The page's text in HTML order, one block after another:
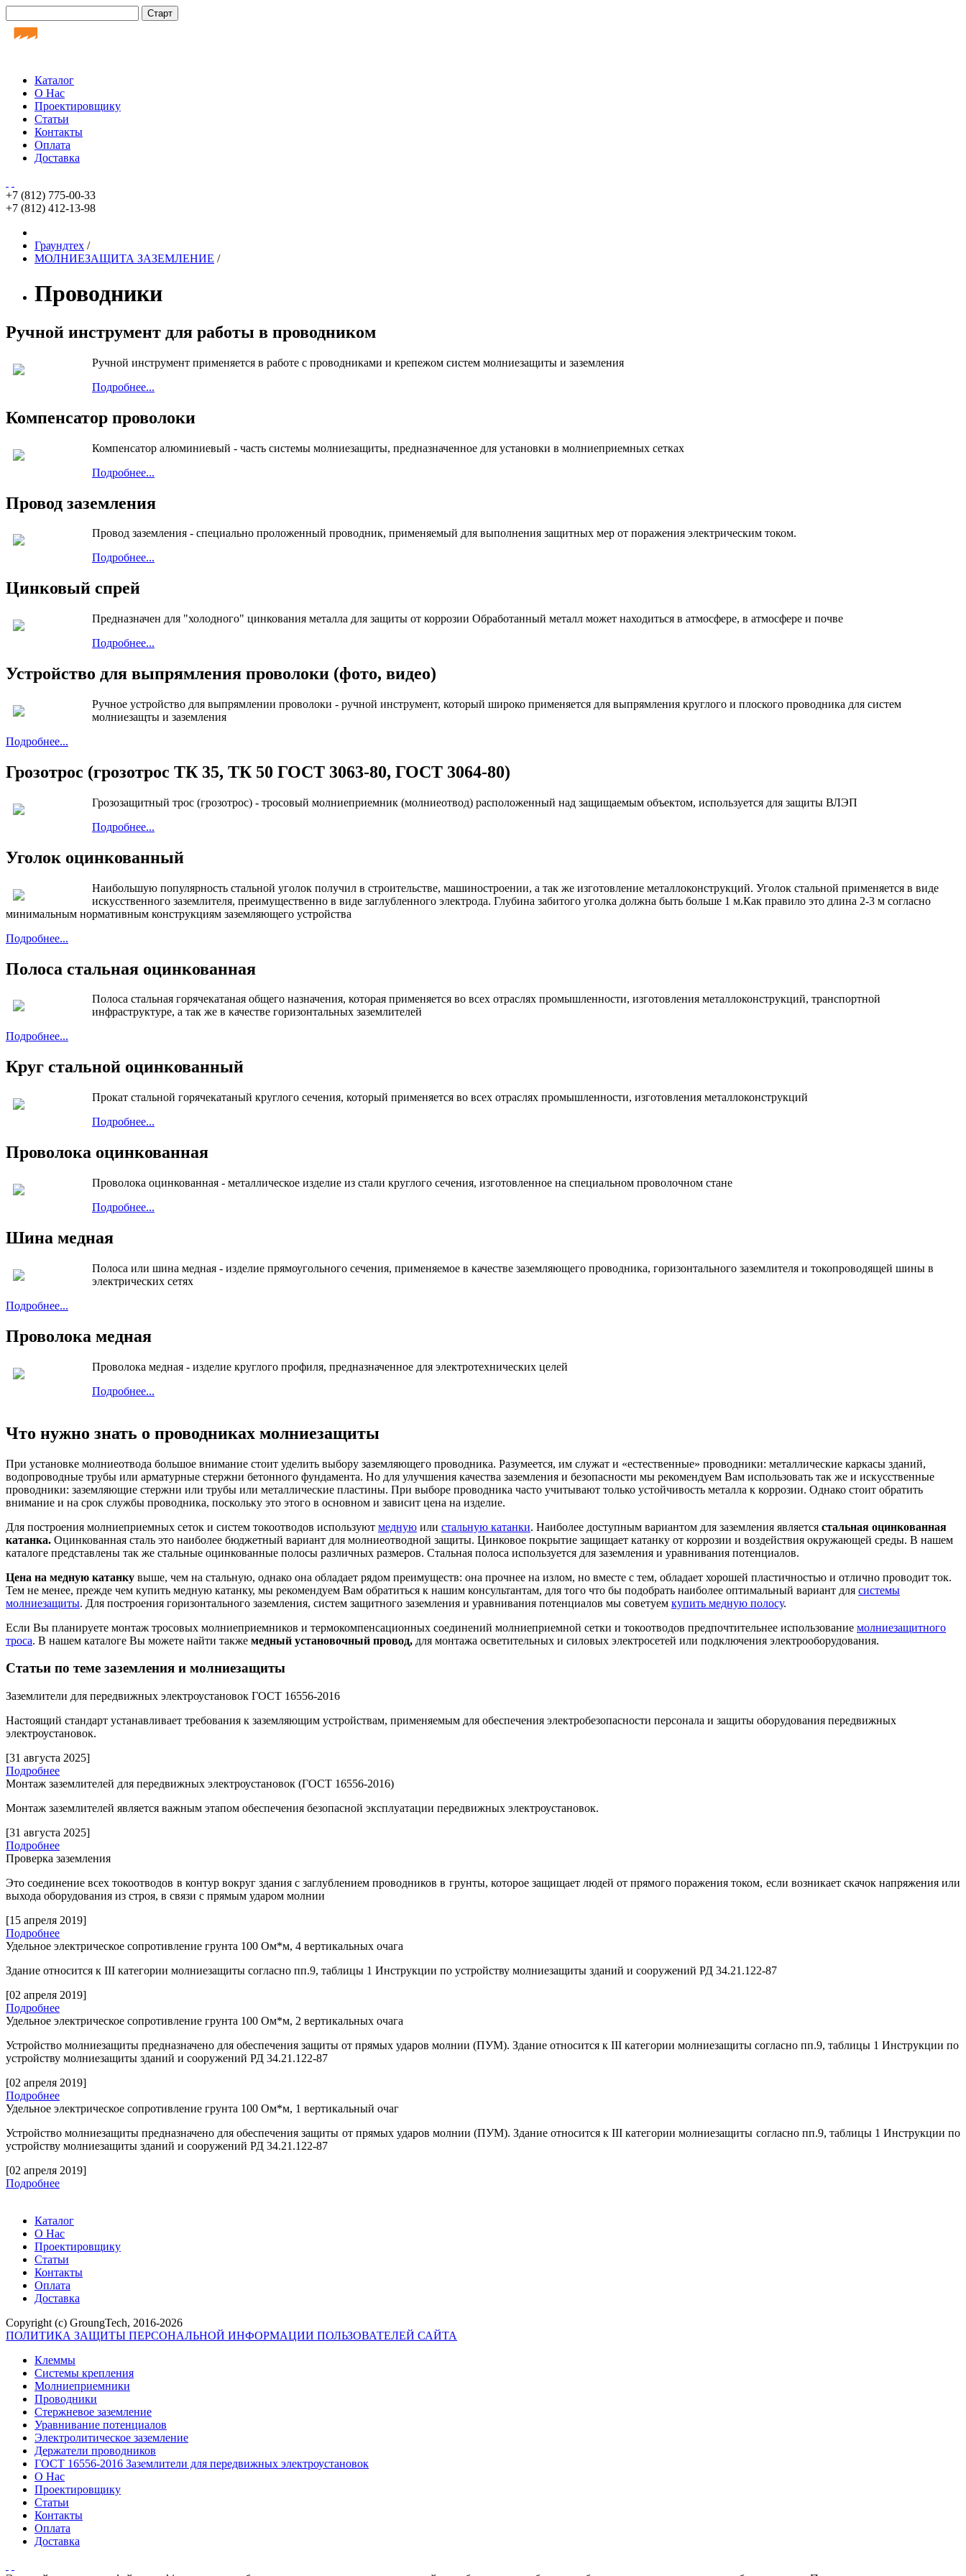
Каталог
О Нас
Проектировщику
Статьи
Контакты
Оплата
Доставка
+7 (812) 775-00-33
+7 (812) 412-13-98
Граундтех /
МОЛНИЕЗАЩИТА ЗАЗЕМЛЕНИЕ /
Проводники
Ручной инструмент для работы в проводником
Ручной инструмент применяется в работе с проводниками и крепежом систем молниезащиты и заземления
Подробнее...
Компенсатор проволоки
Компенсатор алюминиевый - часть системы молниезащиты, предназначенное для установки в молниеприемных сетках
Подробнее...
Провод заземления
Провод заземления - специально проложенный проводник, применяемый для выполнения защитных мер от поражения электрическим током.
Подробнее...
Цинковый спрей
Предназначен для "холодного" цинкования металла для защиты от коррозии Обработанный металл может находиться в атмосфере, в атмосфере и почве
Подробнее...
Устройство для выпрямления проволоки (фото, видео)
Ручное устройство для выпрямлении проволоки - ручной инструмент, который широко применяется для выпрямления круглого и плоского проводника для систем
молниезащты и заземления
Подробнее...
Грозотрос (грозотрос ТК 35, ТК 50 ГОСТ 3063-80, ГОСТ 3064-80)
Грозозащитный трос (грозотрос) - тросовый молниеприемник (молниеотвод) расположенный над защищаемым объектом, используется для защиты ВЛЭП
Подробнее...
Уголок оцинкованный
Наибольшую популярность стальной уголок получил в строительстве, машиностроении, а так же изготовление металлоконструкций. Уголок стальной применяется в виде
искусственного заземлителя, преимущественно в виде заглубленного электрода. Глубина забитого уголка должна быть больше 1 м.Как правило это длина 2-3 м согласно
минимальным нормативным конструкциям заземляющего устройства
Подробнее...
Полоса стальная оцинкованная
Полоса стальная горячекатаная общего назначения, которая применяется во всех отраслях промышленности, изготовления металлоконструкций, транспортной
инфраструктуре, а так же в качестве горизонтальных заземлителей
Подробнее...
Круг стальной оцинкованный
Прокат стальной горячекатаный круглого сечения, который применяется во всех отраслях промышленности, изготовления металлоконструкций
Подробнее...
Проволока оцинкованная
Проволока оцинкованная - металлическое изделие из стали круглого сечения, изготовленное на специальном проволочном стане
Подробнее...
Шина медная
Полоса или шина медная - изделие прямоугольного сечения, применяемое в качестве заземляющего проводника, горизонтального заземлителя и токопроводящей шины в
электрических сетях
Подробнее...
Проволока медная
Проволока медная - изделие круглого профиля, предназначенное для электротехнических целей
Подробнее...
Что нужно знать о проводниках молниезащиты
При установке молниеотвода большое внимание стоит уделить выбору заземляющего проводника. Разумеется, им служат и «естественные» проводники: металлические каркасы зданий,
водопроводные трубы или арматурные стержни бетонного фундамента. Но для улучшения качества заземления и безопасности мы рекомендуем Вам использовать так же и искусственные
проводники: заземляющие стержни или трубы или металлические пластины. При выборе проводника часто учитывают только устойчивость металла к коррозии. Однако стоит обратить
внимание и на срок службы проводника, поскольку это этого в основном и зависит цена на изделие.
Для построения молниеприемных сеток и систем токоотводов используют медную или стальную катанки. Наиболее доступным вариантом для заземления является стальная оцинкованная
катанка. Оцинкованная сталь это наиболее бюджетный вариант для молниеотводной защиты. Цинковое покрытие защищает катанку от коррозии и воздействия окружающей среды. В нашем
каталоге представлены так же стальные оцинкованные полосы различных размеров. Стальная полоса используется для заземления и уравнивания потенциалов.
Цена на медную катанку выше, чем на стальную, однако она обладает рядом преимуществ: она прочнее на излом, но вместе с тем, обладает хорошей пластичностью и отлично проводит ток.
Тем не менее, прежде чем купить медную катанку, мы рекомендуем Вам обратиться к нашим консультантам, для того что бы подобрать наиболее оптимальный вариант для системы
молниезащиты. Для построения горизонтального заземления, систем защитного заземления и уравнивания потенциалов мы советуем купить медную полосу.
Если Вы планируете монтаж тросовых молниеприемников и термокомпенсационных соединений молниеприемной сетки и токоотводов предпочтительнее использование молниезащитного
троса. В нашем каталоге Вы можете найти также медный установочный провод, для монтажа осветительных и силовых электросетей или подключения электрооборудования.
Статьи по теме заземления и молниезащиты
Заземлители для передвижных электроустановок ГОСТ 16556-2016
Настоящий стандарт устанавливает требования к заземляющим устройствам, применяемым для обеспечения электробезопасности персонала и защиты оборудования передвижных
электроустановок.
[31 августа 2025]
Подробнее
Монтаж заземлителей для передвижных электроустановок (ГОСТ 16556-2016)
Монтаж заземлителей является важным этапом обеспечения безопасной эксплуатации передвижных электроустановок.
[31 августа 2025]
Подробнее
Проверка заземления
Это соединение всех токоотводов в контур вокруг здания с заглублением проводников в грунты, которое защищает людей от прямого поражения током, если возникает скачок напряжения или
выхода оборудования из строя, в связи с прямым ударом молнии
[15 апреля 2019]
Подробнее
Удельное электрическое сопротивление грунта 100 Ом*м, 4 вертикальных очага
Здание относится к III категории молниезащиты согласно пп.9, таблицы 1 Инструкции по устройству молниезащиты зданий и сооружений РД 34.21.122-87
[02 апреля 2019]
Подробнее
Удельное электрическое сопротивление грунта 100 Ом*м, 2 вертикальных очага
Устройство молниезащиты предназначено для обеспечения защиты от прямых ударов молнии (ПУМ). Здание относится к III категории молниезащиты согласно пп.9, таблицы 1 Инструкции по
устройству молниезащиты зданий и сооружений РД 34.21.122-87
[02 апреля 2019]
Подробнее
Удельное электрическое сопротивление грунта 100 Ом*м, 1 вертикальный очаг
Устройство молниезащиты предназначено для обеспечения защиты от прямых ударов молнии (ПУМ). Здание относится кIII категории молниезащиты согласно пп.9, таблицы 1 Инструкции по
устройству молниезащиты зданий и сооружений РД 34.21.122-87
[02 апреля 2019]
Подробнее
Каталог
О Нас
Проектировщику
Статьи
Контакты
Оплата
Доставка
Copyright (c) GroungTech, 2016-2026
ПОЛИТИКА ЗАЩИТЫ ПЕРСОНАЛЬНОЙ ИНФОРМАЦИИ ПОЛЬЗОВАТЕЛЕЙ САЙТА
Клеммы
Системы крепления
Молниеприемники
Проводники
Стержневое заземление
Уравнивание потенциалов
Электролитическое заземление
Держатели проводников
ГОСТ 16556-2016 Заземлители для передвижных электроустановок
О Нас
Проектировщику
Статьи
Контакты
Оплата
Доставка